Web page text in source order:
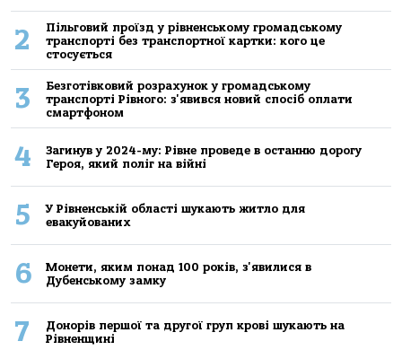
2
Пільговий проїзд у рівненському громадському
транспорті без транспортної картки: кого це
стосується
3
Безготівковий розрахунок у громадському
транспорті Рівного: з'явився новий спосіб оплати
смартфоном
4
Загинув у 2024-му: Рівне проведе в останню дорогу
Героя, який поліг на війні
5
У Рівненській області шукають житло для
евакуйованих
6
Монети, яким понад 100 років, з'явилися в
Дубенському замку
7
Донорів першої та другої груп крові шукають на
Рівненщині